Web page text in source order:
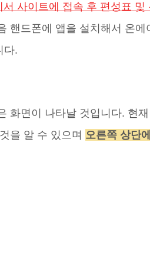
사이트에 접속 후 편성표 및
핸드폰에 앱을 설치해서 온
다.
화면이 나타날 것입니다. 현
을 알 수 있으며 오른쪽 상단